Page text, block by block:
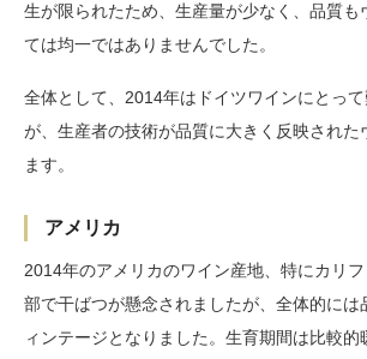
生が限られたため、生産量が少なく、品質も
ては均一ではありませんでした。
全体として、2014年はドイツワインにとっ
が、生産者の技術が品質に大きく反映された
ます。
アメリカ
2014年のアメリカのワイン産地、特にカリ
部で干ばつが懸念されましたが、全体的には
ィンテージとなりました。生育期間は比較的